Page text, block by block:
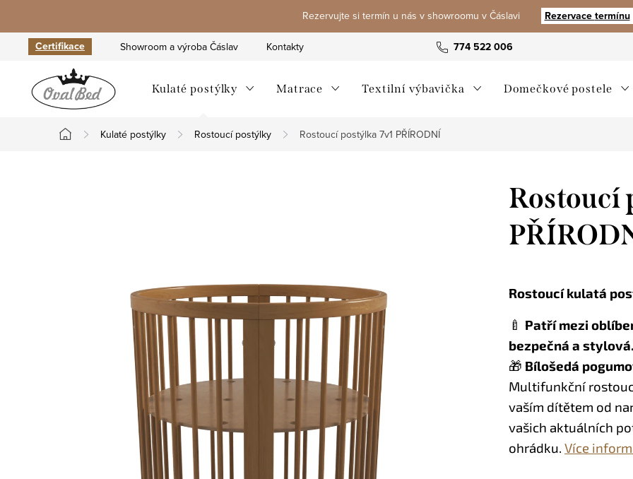
obsah
Rezervujte si termín u nás v showroomu v Čáslavi Rezervacetermínu
774 522 006
Certifikace Showroom a výroba Čáslav Kontakty
Kulaté postýlky Matrace Textilní výbavička Domečkové postele
Domů
Kulaté postýlky Rostoucí postýlky Rostoucí postýlka 7v1 PŘÍRODNÍ
Rostoucí
Rostoucí kulatá
🍼 Patří mezi
bezpečná a stylová.
🎁 Bílošedá
Multifunkční
vaším dítětem od
vašich aktuálních
ohrádku. Více